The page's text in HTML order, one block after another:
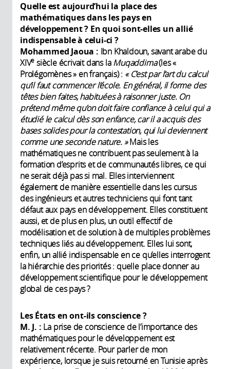
Quelle est aujourd’hui la place des
mathématiques dans les pays en
développement? En quoi sont-elles un allié
indispensable à celui-ci ?
Mohammed Jaoua : Ibn Khaldoun, savant arabe du
XIVe siècle écrivait dans laMuqaddima(les «
Prolégomènes » en français) : « C’est par l’art du calcul
qu’il faut commencer l’école. En général, il forme des
têtes bien faites, habituées à raisonner juste. On
prétend même qu’on doit faire confiance à celui qui a
étudié le calcul dès son enfance, car il a acquis des
bases solides pour la contestation, qui lui deviennent
comme une seconde nature. »Mais les
mathématiques ne contribuent pas seulement à la
formation d’esprits et de communautés libres, ce qui
ne serait déjà pas si mal. Elles interviennent
également de manière essentielle dans les cursus
des ingénieurs et autres techniciens qui font tant
défaut aux pays en développement. Elles constituent
aussi, et de plus en plus, un outil effectif de
modélisation et de solution à de multiples problèmes
techniques liés au développement. Elles lui sont,
enfin, un allié indispensable en ce qu’elles interrogent
la hiérarchie des priorités : quelle place donner au
développement scientifique pour le développement
global de ces pays ?
Les États en ont-ils conscience ?
M. J. : La prise de conscience de l’importance des
mathématiques pour le développement est
relativement récente. Pour parler de mon
expérience, lorsque je suis retourné en Tunisie après